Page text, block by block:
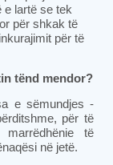
e lartë se tek
për shkak të
për të
tënd mendor?
e sëmundjes -
për të
të
në jetë.